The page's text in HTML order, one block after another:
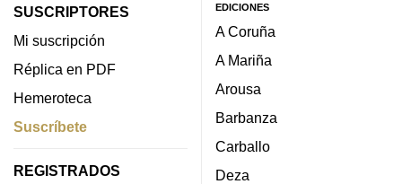
SUSCRIPTORES
Mi suscripción
Réplica en PDF
Hemeroteca
Suscríbete
REGISTRADOS
EDICIONES
A Coruña
A Mariña
Arousa
Barbanza
Carballo
Deza